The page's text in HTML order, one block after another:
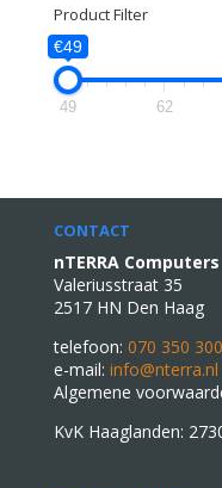
Product Filter
€49
49 62
CONTACT
nTERRA Computers
Valeriusstraat 35
2517 HN Den Haag
telefoon: 070 350
e-mail: info@nterra.nl
Algemene
KvK Haaglanden: